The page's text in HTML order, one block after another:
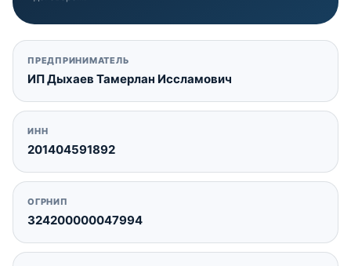
ПРЕДПРИНИМАТЕЛЬ
ИП Дыхаев Тамерлан Иссламович
ИНН
201404591892
ОГРНИП
324200000047994